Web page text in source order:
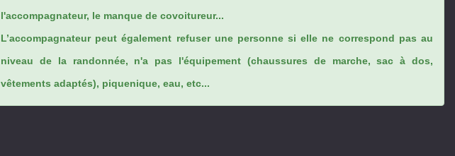
l'accompagnateur, le manque de covoitureur...
L’accompagnateur peut également refuser une personne si elle ne correspond pas au
niveau de la randonnée, n'a pas l'équipement (chaussures de marche, sac à dos,
vêtements adaptés), piquenique, eau, etc...